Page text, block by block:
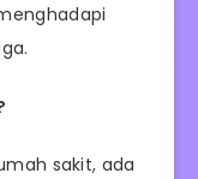
sakit, ada